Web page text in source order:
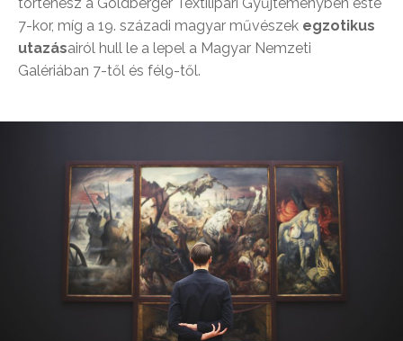
7-kor, míg a 19. századi magyar művészek egzotikus
utazásairól hull le a lepel a Magyar Nemzeti
Galériában 7-től és fél9-től.